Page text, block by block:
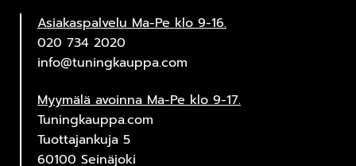
Asiakaspalvelu Ma-Pe klo 9-16.
020 734 2020
info@tuningkauppa.com
Myymälä avoinna Ma-Pe klo 9-17.
Tuningkauppa.com
Tuottajankuja 5
60100 Seinäjoki